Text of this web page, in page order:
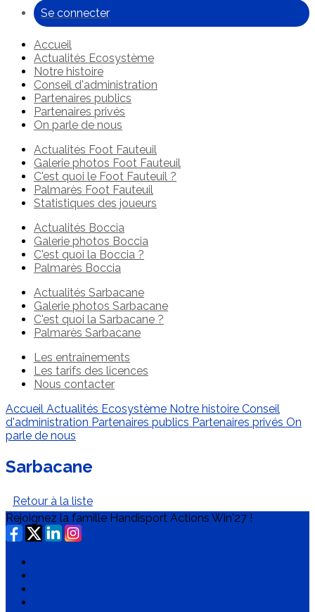
Se connecter
Accueil
Actualités Ecosystème
Notre histoire
Conseil d'administration
Partenaires publics
Partenaires privés
On parle de nous
Actualités Foot Fauteuil
Galerie photos Foot Fauteuil
C'est quoi le Foot Fauteuil ?
Palmarès Foot Fauteuil
Statistiques des joueurs
Actualités Boccia
Galerie photos Boccia
C'est quoi la Boccia ?
Palmarès Boccia
Actualités Sarbacane
Galerie photos Sarbacane
C'est quoi la Sarbacane ?
Palmarès Sarbacane
Les entraînements
Les tarifs des licences
Nous contacter
Accueil Actualités Ecosystème Notre histoire Conseil
d'administration Partenaires publics Partenaires privés On
parle de nous
Sarbacane
Retour à la liste
Rejoignez la famille Handisport Actions Win'27 !